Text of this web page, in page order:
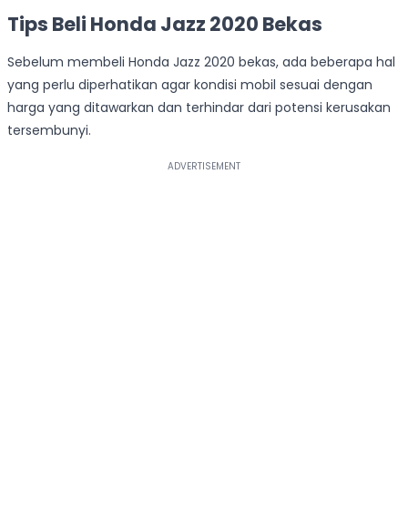
Tips Beli Honda Jazz 2020 Bekas
Sebelum membeli Honda Jazz 2020 bekas, ada beberapa hal
yang perlu diperhatikan agar kondisi mobil sesuai dengan
harga yang ditawarkan dan terhindar dari potensi kerusakan
tersembunyi.